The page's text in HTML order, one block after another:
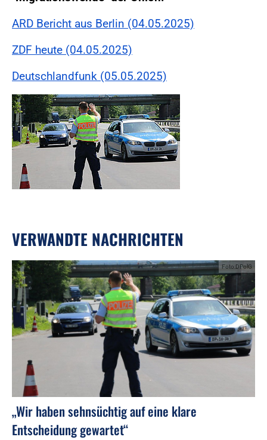
ARD Bericht aus Berlin (04.05.2025)
ZDF heute (04.05.2025)
Deutschlandfunk (05.05.2025)
VERWANDTE NACHRICHTEN
Foto:DPolG
„Wir haben sehnsüchtig auf eine klare
Entscheidung gewartet“